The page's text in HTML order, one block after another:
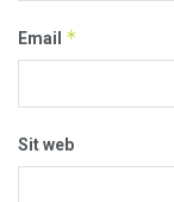
Email *
Sit web